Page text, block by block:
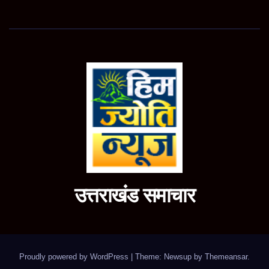
उत्तराखंड समाचार
Proudly powered by WordPress Theme: Newsup by Themeansar.